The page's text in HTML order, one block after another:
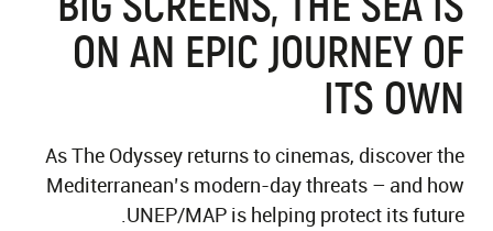
ON AN EPIC JOURNEY OF
ITS OWN
As The Odyssey returns to cinemas, discover the
Mediterranean’s modern-day threats – and how
UNEP/MAP is helping protect its future.